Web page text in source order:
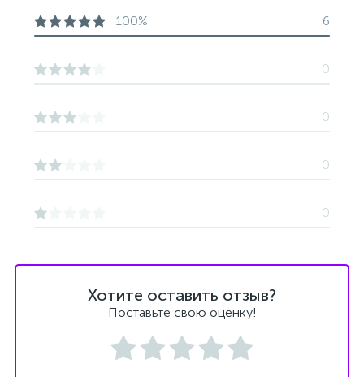
Хотите оставить отзыв?
Поставьте свою оценку!
100% 6
0
0
0
0